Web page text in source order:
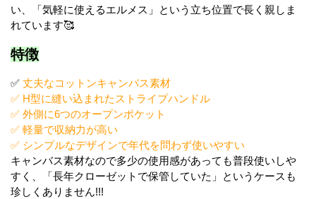
い、「気軽に使えるエルメス」という立ち位置で長く親しま
れています🥰
特徴
✅ 丈夫なコットンキャンバス素材
✅ H型に縫い込まれたストライプハンドル
✅ 外側に6つのオープンポケット
✅ 軽量で収納力が高い
✅ シンプルなデザインで年代を問わず使いやすい
キャンバス素材なので多少の使用感があっても普段使いしや
すく、「長年クローゼットで保管していた」というケースも
珍しくありません!!!